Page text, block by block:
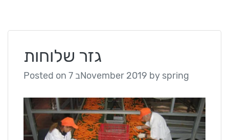
גזר שלוחות
Posted on 7 בNovember 2019 by spring